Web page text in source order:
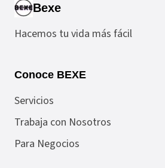
Bexe
Hacemos tu vida más fácil
Conoce BEXE
Servicios
Trabaja con Nosotros
Para Negocios